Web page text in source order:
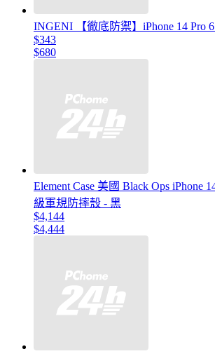
INGENI 【徹底防禦】iPhone 14 Pro
$343
$680
Element Case 美國 Black Ops iPhone
級軍規防摔殼 - 黑
$4,144
$4,444